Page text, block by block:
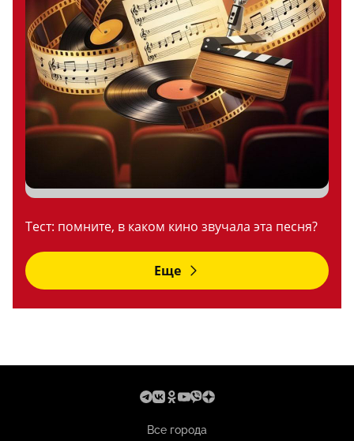
Тест: помните, в каком кино звучала эта песня?
Еще
Все города